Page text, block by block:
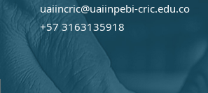
uaiincric@uaiinpebi-cric.edu.co
+57 3163135918